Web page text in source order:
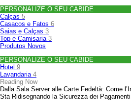
PERSONALIZE O SEU CABIDE
Calças 5
Casacos e Fatos 6
Saias e Calças 3
Top e Camisaria 3
Produtos Novos
PERSONALIZE O SEU CABIDE
Hotel 9
Lavandaria 4
Reading Now
Dalla Sala Server alle Carte Fedeltà: Come
Sta Ridisegnando la Sicurezza dei Pagamenti